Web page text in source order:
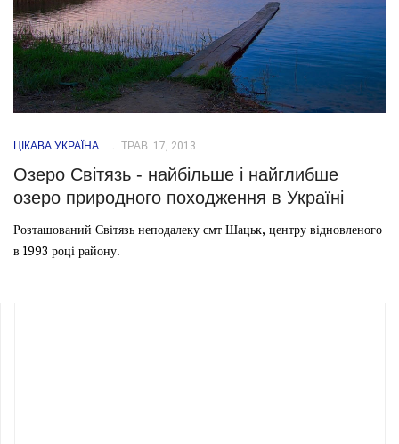
ЦІКАВА УКРАЇНА ТРАВ. 17, 2013
Озеро Світязь - найбільше і найглибше
озеро природного походження в Україні
Розташований Світязь неподалеку смт Шацьк, центру відновленого
в 1993 році району.